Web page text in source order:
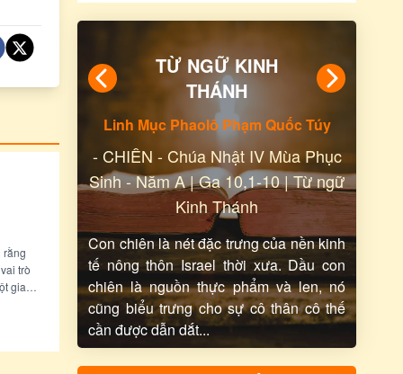
rằng
trò
gia
Suy Niệm Lời Chúa | Thứ Hai Sau Chúa Nhật Tuần XIX Mùa Thường niên - THÁNH LAURENSO, PHÓ TẾ, TỬ ĐẠO. Lễ kính | Ga 12,24-26 | Phút Cầu Nguyện 427
TỪ NGỮ KINH
THÁNH
Linh Mục Phaolô Phạm Quốc Túy
- CHIÊN - Chúa Nhật IV Mùa Phục
Sinh - Năm A | Ga 10,1-10 | Từ ngữ
Kinh Thánh
Con chiên là nét đặc trưng của nền kinh
tế nông thôn Israel thời xưa. Dầu con
chiên là nguồn thực phẩm và len, nó
cũng biểu trưng cho sự cô thân cô thế
cần được dẫn dắt...